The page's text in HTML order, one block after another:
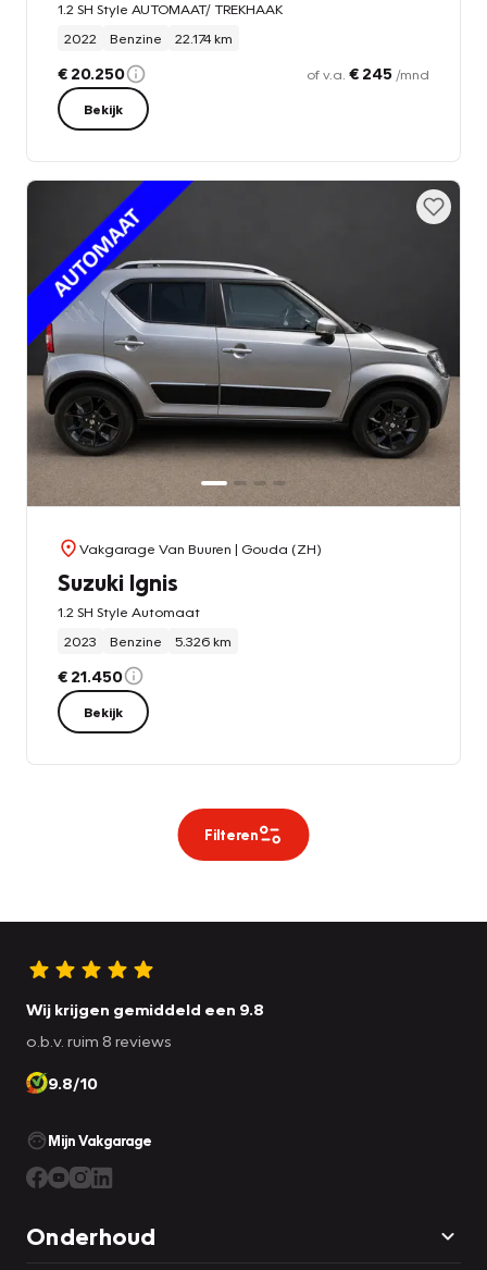
1.2 SH Style AUTOMAAT/ TREKHAAK
2022
Benzine 22.174 km
€ 20.250 of v.a. € 245 /mnd
Bekijk
Vakgarage Van Buuren | Gouda (ZH)
Suzuki Ignis
1.2 SH Style Automaat
2023
Benzine 5.326 km
€ 21.450
Bekijk
Filteren
Wij krijgen gemiddeld een 9.8
o.b.v. ruim 8 reviews
9.8/10
Mijn Vakgarage
Onderhoud